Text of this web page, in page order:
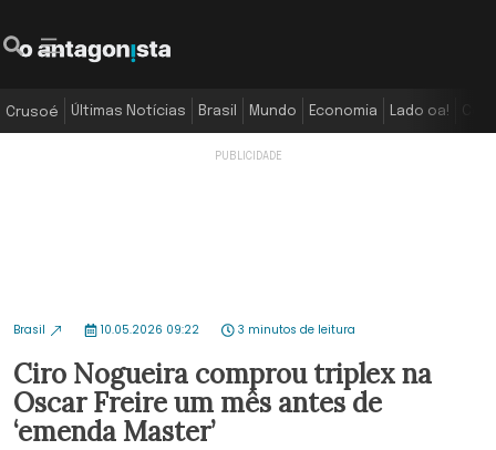
Crusoé Últimas Notícias Brasil Mundo Economia Lado oa!
Brasil 10.05.2026 09:22 3 minutos de leitura
Ciro Nogueira comprou triplex na
Oscar Freire um mês antes de
‘emenda Master’